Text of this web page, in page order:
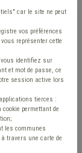
car le site ne peut
vos préférences
représenter cette
vous identifiez sur
et mot de passe, ce
session active lors
tierces :
permettant de
les communes
travers une carte de